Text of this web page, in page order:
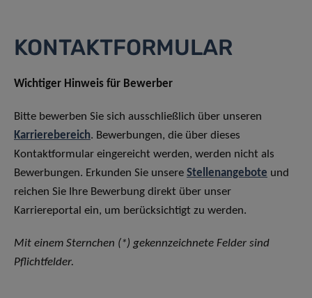
KONTAKTFORMULAR
Wichtiger Hinweis für Bewerber
Bitte bewerben Sie sich ausschließlich über unseren
Karrierebereich. Bewerbungen, die über dieses
Kontaktformular eingereicht werden, werden nicht als
Bewerbungen. Erkunden Sie unsere Stellenangebote und
reichen Sie Ihre Bewerbung direkt über unser
Karriereportal ein, um berücksichtigt zu werden.
Mit einem Sternchen (*) gekennzeichnete Felder sind
Pflichtfelder.